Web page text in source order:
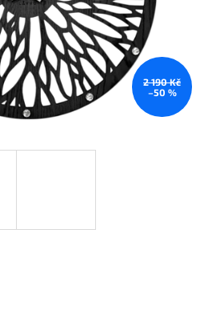
2 190 Kč
–50 %